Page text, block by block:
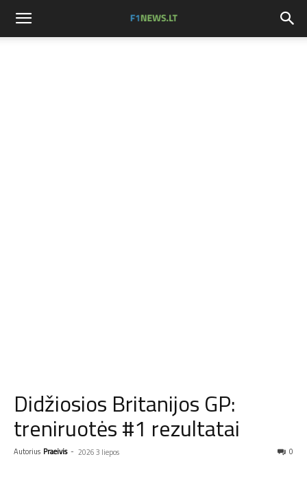
Didžiosios Britanijos GP:
treniruotės #1 rezultatai
Autorius Praeivis - 2026 3 liepos 0